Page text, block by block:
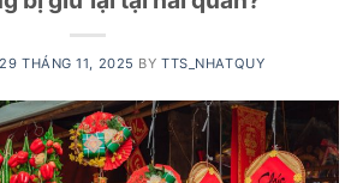
29 THÁNG 11, 2025 BYTTS_NHATQUY